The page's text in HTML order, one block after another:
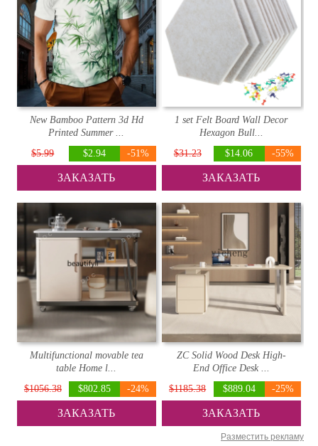
New Bamboo Pattern 3d Hd
Printed Summer ...
$5.99
$2.94 -51%
ЗАКАЗАТЬ
1 set Felt Board Wall Decor
Hexagon Bull...
$31.23
$14.06 -55%
ЗАКАЗАТЬ
Multifunctional movable tea
table Home l...
$1056.38
$802.85 -24%
ЗАКАЗАТЬ
ZC Solid Wood Desk High-
End Office Desk ...
$1185.38
$889.04 -25%
ЗАКАЗАТЬ
Разместить рекламу